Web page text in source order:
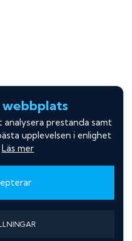
webbplats
prestanda samt
upplevelsen i enlighet
Läs mer